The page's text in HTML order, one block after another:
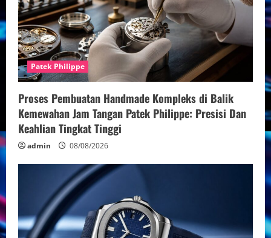
Patek Philippe
Proses Pembuatan Handmade Kompleks di Balik
Kemewahan Jam Tangan Patek Philippe: Presisi Dan
Keahlian Tingkat Tinggi
admin 08/08/2026